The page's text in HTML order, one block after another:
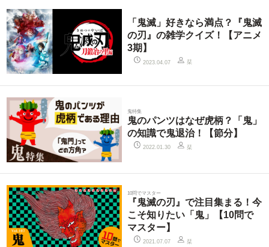
「鬼滅」好きなら満点？『鬼滅
の刃』の雑学クイズ！【アニメ
3期】
2023.04.07 栞
鬼特集
鬼のパンツはなぜ虎柄？「鬼」
の知識で鬼退治！【節分】
2022.01.30 栞
10問でマスター
『鬼滅の刃』で注目集まる！今
こそ知りたい「鬼」【10問で
マスター】
2021.07.07 栞